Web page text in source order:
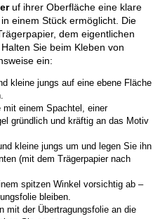
uf ihrer Oberfläche eine klare
einem Stück ermöglicht. Die
dem eigentlichen
Sie beim Kleben von
ein:
kleine jungs auf eine ebene Fläche
mit einem Spachtel, einer
gründlich und kräftig an das Motiv
kleine jungs um und legen Sie ihn
(mit dem Trägerpapier nach
spitzen Winkel vorsichtig ab –
bleiben.
mit der Übertragungsfolie an die